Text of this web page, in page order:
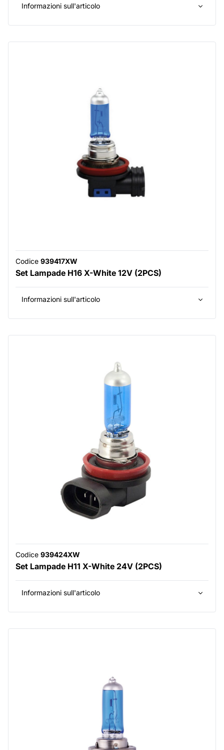
Informazioni sull'articolo
Codice 939417XW
Set Lampade H16 X-White 12V (2PCS)
Informazioni sull'articolo
Codice 939424XW
Set Lampade H11 X-White 24V (2PCS)
Informazioni sull'articolo